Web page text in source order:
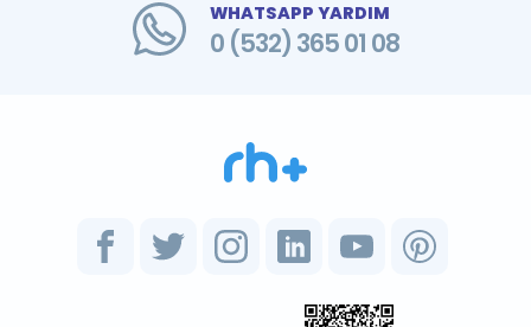
WHATSAPP YARDIM
0 (532) 365 01 08